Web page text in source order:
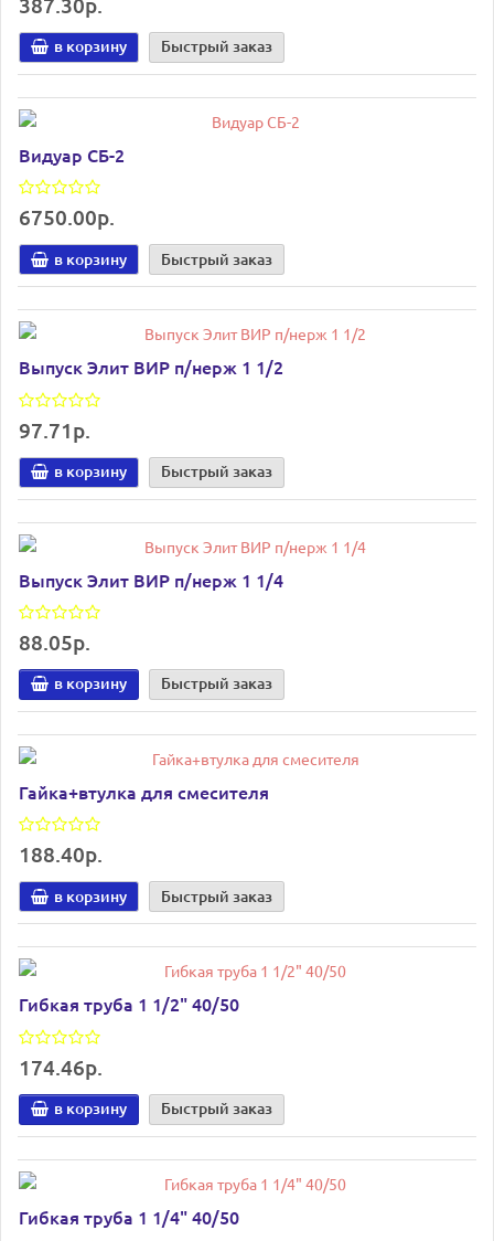
в корзину Быстрый заказ
Видуар СБ-2
6750.00р.
в корзину Быстрый заказ
Выпуск Элит ВИР п/нерж 1 1/2
97.71р.
в корзину Быстрый заказ
Выпуск Элит ВИР п/нерж 1 1/4
88.05р.
в корзину Быстрый заказ
Гайка+втулка для смесителя
188.40р.
в корзину Быстрый заказ
Гибкая труба 1 1/2" 40/50
174.46р.
в корзину Быстрый заказ
Гибкая труба 1 1/4" 40/50